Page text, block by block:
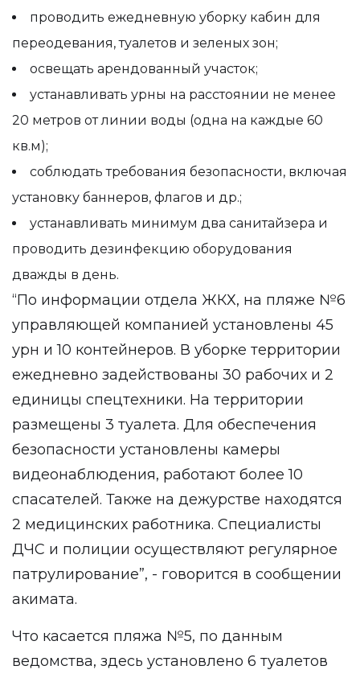
проводить ежедневную уборку кабин для
переодевания, туалетов и зеленых зон;
освещать арендованный участок;
устанавливать урны на расстоянии не менее
20 метров от линии воды (одна на каждые 60
кв.м);
соблюдать требования безопасности, включая
установку баннеров, флагов и др.;
устанавливать минимум два санитайзера и
проводить дезинфекцию оборудования
дважды в день.
“По информации отдела ЖКХ, на пляже №6
управляющей компанией установлены 45
урн и 10 контейнеров. В уборке территории
ежедневно задействованы 30 рабочих и 2
единицы спецтехники. На территории
размещены 3 туалета. Для обеспечения
безопасности установлены камеры
видеонаблюдения, работают более 10
спасателей. Также на дежурстве находятся
2 медицинских работника. Специалисты
ДЧС и полиции осуществляют регулярное
патрулирование”, - говорится в сообщении
акимата.
Что касается пляжа №5, по данным
ведомства, здесь установлено 6 туалетов